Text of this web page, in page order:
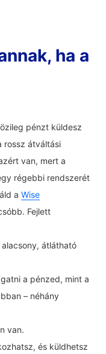
ha a
pénzt küldesz
rossz átváltási
van, mert a
régebbi rendszerét
a Wise
Fejlett
átlátható
a pénzed, mint a
– néhány
van.
és küldhetsz